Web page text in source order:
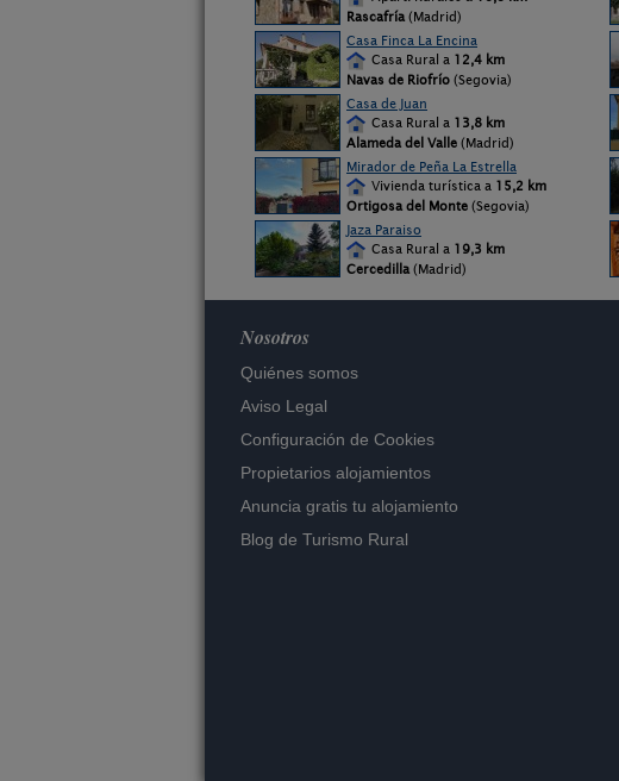
Rascafría (Madrid)
Casa Finca La Encina
Casa Rural a 12,4 km
Navas de Riofrío (Segovia)
Casa de Juan
Casa Rural a 13,8 km
Alameda del Valle (Madrid)
Mirador de Peña La Estrella
Vivienda turística a 15,2 km
Ortigosa del Monte (Segovia)
Jaza Paraiso
Casa Rural a 19,3 km
Cercedilla (Madrid)
Nosotros
Quiénes somos
Aviso Legal
Configuración de Cookies
Propietarios alojamientos
Anuncia gratis tu alojamiento
Blog de Turismo Rural